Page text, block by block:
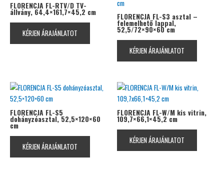
FLORENCJA FL-RTV/D TV-
állvány, 64,4×161,7×45,2 cm
KÉRJEN ÁRAJÁNLATOT
FLORENCJA FL-S3 asztal –
felemelhető lappal,
52,5/72×90×60 cm
KÉRJEN ÁRAJÁNLATOT
FLORENCJA FL-S5
dohányzóasztal, 52,5×120×60
cm
KÉRJEN ÁRAJÁNLATOT
FLORENCJA FL-W/M kis vitrin,
109,7×66,1×45,2 cm
KÉRJEN ÁRAJÁNLATOT